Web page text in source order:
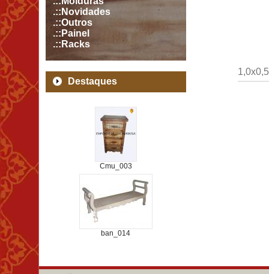
.::Novidades
.::Outros
.::Painel
.::Racks
Destaques
Cmu_003
ban_014